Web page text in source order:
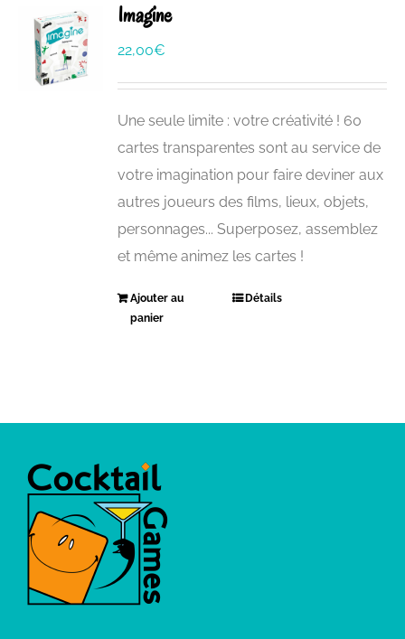
Imagine
22,00€
Une seule limite : votre créativité ! 60
cartes transparentes sont au service de
votre imagination pour faire deviner aux
autres joueurs des films, lieux, objets,
personnages... Superposez, assemblez
et même animez les cartes !
Ajouter au
panier
Détails